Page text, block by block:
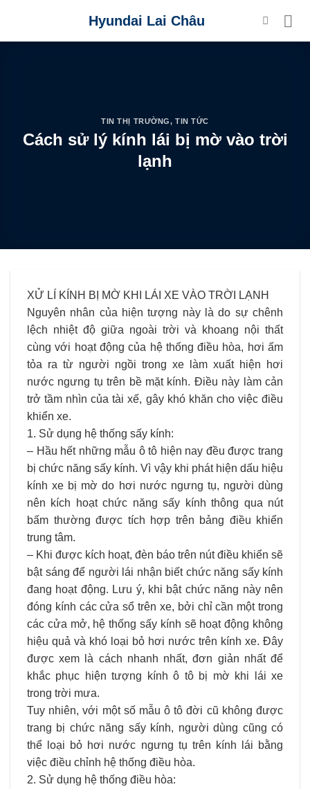
content
Hyundai Lai Châu
TIN THỊ TRƯỜNG,TIN TỨC
Cách sử lý kính lái bị mờ vào trời
lạnh
XỬ LÍ KÍNH BỊ MỜ KHI LÁI XE VÀO TRỜI LẠNH
Nguyên nhân của hiện tượng này là do sự chênh
lệch nhiệt độ giữa ngoài trời và khoang nội thất
cùng với hoạt động của hệ thống điều hòa, hơi ấm
tỏa ra từ người ngồi trong xe làm xuất hiện hơi
nước ngưng tụ trên bề mặt kính. Điều này làm cản
trở tầm nhìn của tài xế, gây khó khăn cho việc điều
khiển xe.
1. Sử dụng hệ thống sấy kính:
– Hầu hết những mẫu ô tô hiện nay đều được trang
bị chức năng sấy kính. Vì vậy khi phát hiện dấu hiệu
kính xe bị mờ do hơi nước ngưng tụ, người dùng
nên kích hoạt chức năng sấy kính thông qua nút
bấm thường được tích hợp trên bảng điều khiển
trung tâm.
– Khi được kích hoạt, đèn báo trên nút điều khiển sẽ
bật sáng để người lái nhận biết chức năng sấy kính
đang hoạt động. Lưu ý, khi bật chức năng này nên
đóng kính các cửa sổ trên xe, bởi chỉ cần một trong
các cửa mở, hệ thống sấy kính sẽ hoạt động không
hiệu quả và khó loại bỏ hơi nước trên kính xe. Đây
được xem là cách nhanh nhất, đơn giản nhất để
khắc phục hiện tượng kính ô tô bị mờ khi lái xe
trong trời mưa.
Tuy nhiên, với một số mẫu ô tô đời cũ không được
trang bị chức năng sấy kính, người dùng cũng có
thể loại bỏ hơi nước ngưng tụ trên kính lái bằng
việc điều chỉnh hệ thống điều hòa.
2. Sử dụng hệ thống điều hòa: